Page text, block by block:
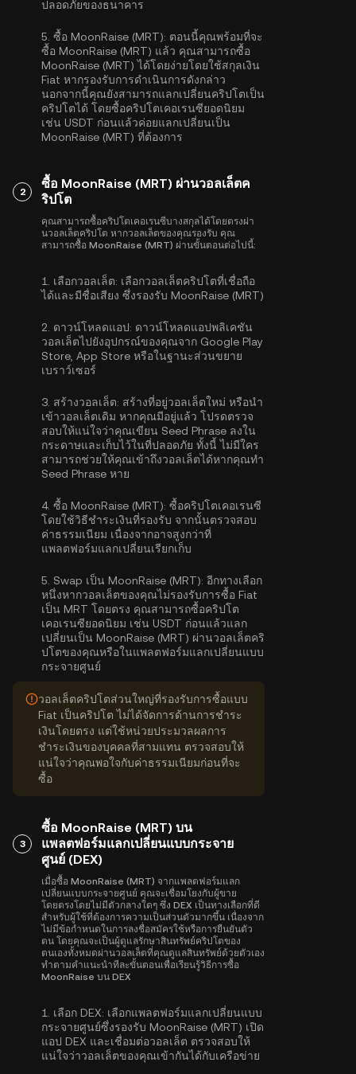
ปลอดภัยของธนาคาร
5. ซื้อ MoonRaise (MRT): ตอนนี้คุณพร้อมที่จะ
ซื้อ MoonRaise (MRT) แล้ว คุณสามารถซื้อ
MoonRaise (MRT) ได้โดยง่ายโดยใช้สกุลเงิน
Fiat หากรองรับการดำเนินการดังกล่าว
นอกจากนี้คุณยังสามารถแลกเปลี่ยนคริปโตเป็น
คริปโตได้ โดยซื้อคริปโตเคอเรนซียอดนิยม
เช่น USDT ก่อนแล้วค่อยแลกเปลี่ยนเป็น
MoonRaise (MRT) ที่ต้องการ
2
ซื้อ MoonRaise (MRT) ผ่านวอลเล็ตค
ริปโต
คุณสามารถซื้อคริปโตเคอเรนซีบางสกุลได้โดยตรงผ่า
นวอลเล็ตคริปโต หากวอลเล็ตของคุณรองรับ คุณ
สามารถซื้อ MoonRaise (MRT) ผ่านขั้นตอนต่อไปนี้:
1. เลือกวอลเล็ต: เลือกวอลเล็ตคริปโตที่เชื่อถือ
ได้และมีชื่อเสียง ซึ่งรองรับ MoonRaise (MRT)
2. ดาวน์โหลดแอป: ดาวน์โหลดแอปพลิเคชัน
วอลเล็ตไปยังอุปกรณ์ของคุณจาก Google Play
Store, App Store หรือในฐานะส่วนขยาย
เบราว์เซอร์
3. สร้างวอลเล็ต: สร้างที่อยู่วอลเล็ตใหม่ หรือนำ
เข้าวอลเล็ตเดิม หากคุณมีอยู่แล้ว โปรดตรวจ
สอบให้แน่ใจว่าคุณเขียน Seed Phrase ลงใน
กระดาษและเก็บไว้ในที่ปลอดภัย ทั้งนี้ ไม่มีใคร
สามารถช่วยให้คุณเข้าถึงวอลเล็ตได้หากคุณทำ
Seed Phrase หาย
4. ซื้อ MoonRaise (MRT): ซื้อคริปโตเคอเรนซี
โดยใช้วิธีชำระเงินที่รองรับ จากนั้นตรวจสอบ
ค่าธรรมเนียม เนื่องจากอาจสูงกว่าที่
แพลตฟอร์มแลกเปลี่ยนเรียกเก็บ
5. Swap เป็น MoonRaise (MRT): อีกทางเลือก
หนึ่งหากวอลเล็ตของคุณไม่รองรับการซื้อ Fiat
เป็น MRT โดยตรง คุณสามารถซื้อคริปโต
เคอเรนซียอดนิยม เช่น USDT ก่อนแล้วแลก
เปลี่ยนเป็น MoonRaise (MRT) ผ่านวอลเล็ตคริ
ปโตของคุณหรือในแพลตฟอร์มแลกเปลี่ยนแบบ
กระจายศูนย์
วอลเล็ตคริปโตส่วนใหญ่ที่รองรับการซื้อแบบ
Fiat เป็นคริปโต ไม่ได้จัดการด้านการชำระ
เงินโดยตรง แต่ใช้หน่วยประมวลผลการ
ชำระเงินของบุคคลที่สามแทน ตรวจสอบให้
แน่ใจว่าคุณพอใจกับค่าธรรมเนียมก่อนที่จะ
ซื้อ
3
ซื้อ MoonRaise (MRT) บน
แพลตฟอร์มแลกเปลี่ยนแบบกระจาย
ศูนย์ (DEX)
เมื่อซื้อ MoonRaise (MRT) จากแพลตฟอร์มแลก
เปลี่ยนแบบกระจายศูนย์ คุณจะเชื่อมโยงกับผู้ขาย
โดยตรงโดยไม่มีตัวกลางใดๆ ซึ่ง DEX เป็นทางเลือกที่ดี
สำหรับผู้ใช้ที่ต้องการความเป็นส่วนตัวมากขึ้น เนื่องจาก
ไม่มีข้อกำหนดในการลงชื่อสมัครใช้หรือการยืนยันตัว
ตน โดยคุณจะเป็นผู้ดูแลรักษาสินทรัพย์คริปโตของ
ตนเองทั้งหมดผ่านวอลเล็ตที่คุณดูแลสินทรัพย์ด้วยตัวเอง
ทำตามคำแนะนำทีละขั้นตอนเพื่อเรียนรู้วิธีการซื้อ
MoonRaise บน DEX
1. เลือก DEX: เลือกแพลตฟอร์มแลกเปลี่ยนแบบ
กระจายศูนย์ซึ่งรองรับ MoonRaise (MRT) เปิด
แอป DEX และเชื่อมต่อวอลเล็ต ตรวจสอบให้
แน่ใจว่าวอลเล็ตของคุณเข้ากันได้กับเครือข่าย